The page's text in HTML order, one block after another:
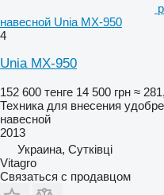
навесной Unia MX-950
4
Unia MX-950
152 600 тенге 14 500 грн ≈
Техника для внесения
навесной
2013
Украина, Сутківці
Vitagro
Связаться с продавцом